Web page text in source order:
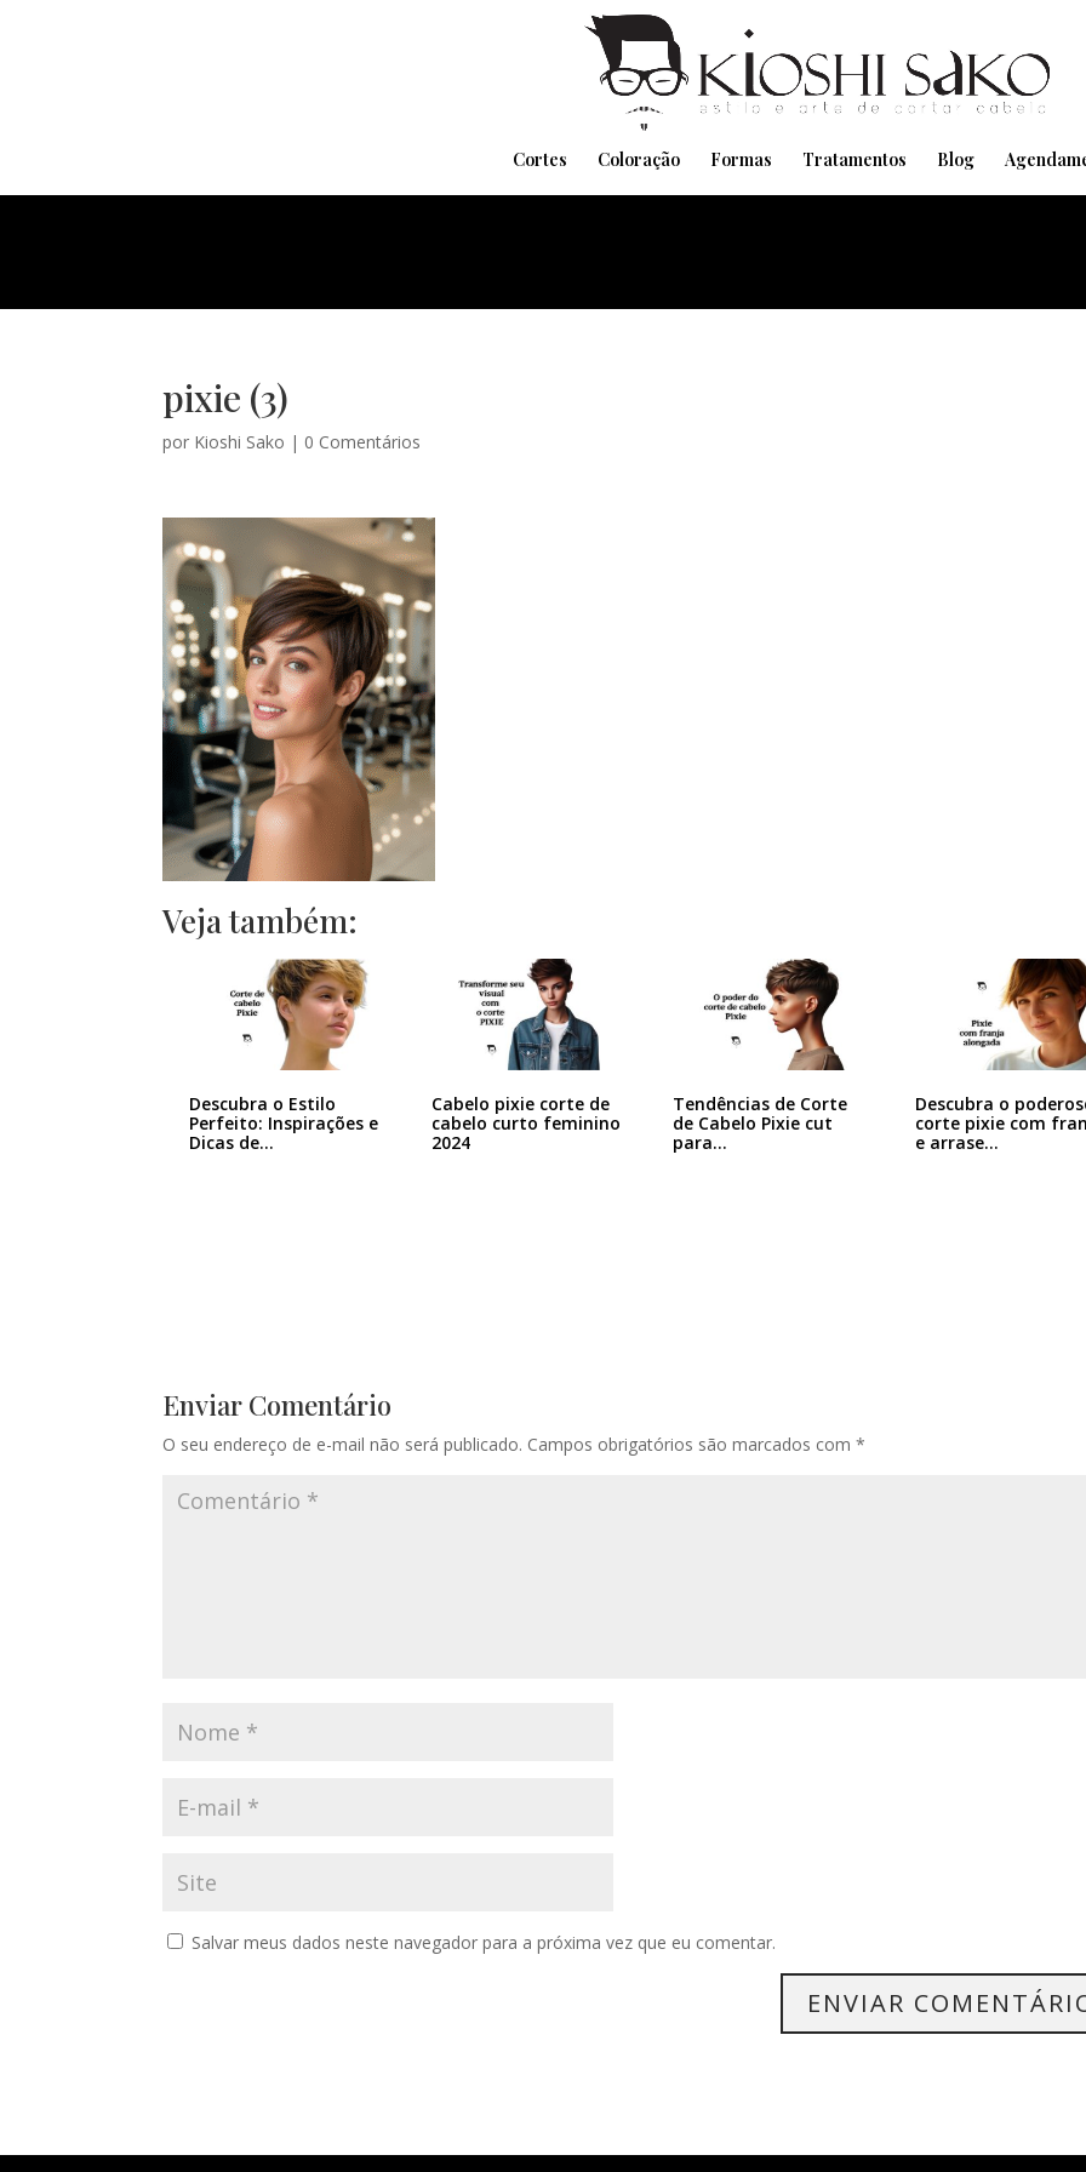
Cortes Coloração Formas Tratamentos Blog
pixie (3)
por Kioshi Sako | 0 Comentários
Veja também:
Descubra o Estilo
Perfeito: Inspirações e
Dicas de…
Cabelo pixie corte de
cabelo curto feminino
2024
Tendências de Corte
de Cabelo Pixie cut
para…
Descubra o
corte pixie com
e arrase…
Enviar Comentário
O seu endereço de e-mail não será publicado. Campos obrigatórios são marcados com*
Salvar meus dados neste navegador para a próxima vez que eu comentar.
Pensando em transformar seu Visual??
Agende pelo Whatsapp